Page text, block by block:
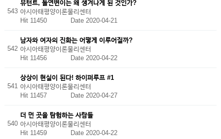
543
뮤턴트, 돌연변이는 왜 생겨나게 된 것인가?
아시아태평양이론물리센터
Hit 11450 Date 2020-04-21
542
남자와 여자의 진화는 어떻게 이루어질까?
아시아태평양이론물리센터
Hit 11456 Date 2020-04-22
541
상상이 현실이 된다! 하이퍼루프 #1
아시아태평양이론물리센터
Hit 11457 Date 2020-04-27
540
더 먼 곳을 탐험하는 사람들
아시아태평양이론물리센터
Hit 11459 Date 2020-04-22